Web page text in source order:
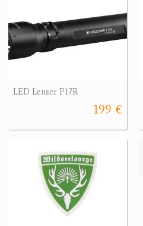
LED Lenser P17R
199 €